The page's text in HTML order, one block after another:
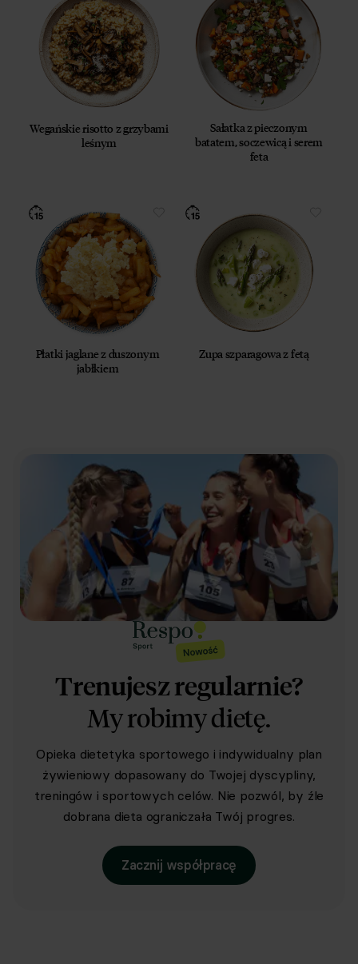
Wegańskie risotto z grzybami
leśnym
Sałatka z pieczonym
batatem, soczewicą i serem
feta
Płatki jaglane z duszonym
jabłkiem
Zupa szparagowa z fetą
Trenujesz regularnie?
My robimy dietę.
Opieka dietetyka sportowego i indywidualny plan
żywieniowy dopasowany do Twojej dyscypliny,
treningów i sportowych celów. Nie pozwól, by źle
dobrana dieta ograniczała Twój progres.
Zacznij współpracę